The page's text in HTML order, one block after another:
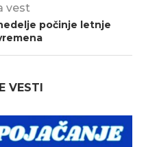
vest
počinje letnje
VESTI